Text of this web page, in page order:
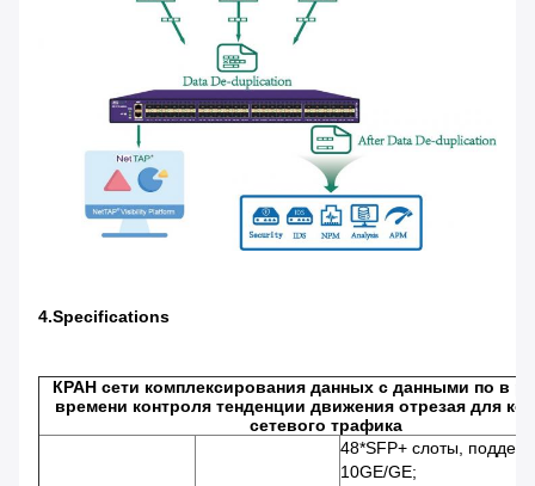
4.Specifications
КРАН сети комплексирования данных с данными по в
времени контроля тенденции движения отрезая для
сетевого трафика
48*SFP+ слоты,
10GE/GE;